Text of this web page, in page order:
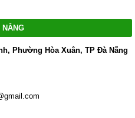
Phường Hòa Xuân, TP Đà Nẵng